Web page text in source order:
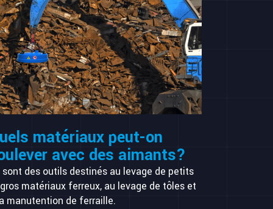
matériaux peut-on
avec des aimants?
sont des outils destinés au levage de petits
matériaux ferreux, au levage de tôles et
manutention de ferraille.